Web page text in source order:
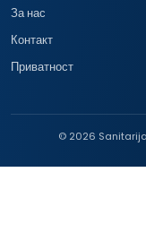
За нас
Контакт
Приватност
© 2026